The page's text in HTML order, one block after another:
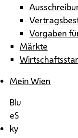
Vorgaben
Märkte
Mein Wien
Blu
eS
ky